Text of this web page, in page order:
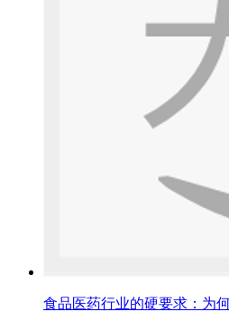
食品医药行业的硬要求：为